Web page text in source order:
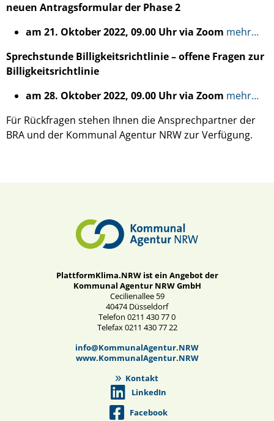
neuen Antragsformular der Phase 2
am 21. Oktober 2022, 09.00 Uhr via Zoom mehr…
Sprechstunde Billigkeitsrichtlinie – offene Fragen zur
Billigkeitsrichtlinie
am 28. Oktober 2022, 09.00 Uhr via Zoom mehr…
Für Rückfragen stehen Ihnen die Ansprechpartner der
BRA und der Kommunal Agentur NRW zur Verfügung.
PlattformKlima.NRW ist ein Angebot der
Kommunal Agentur NRW GmbH
Cecilienallee 59
40474 Düsseldorf
Telefon 0211 430 77 0
Telefax 0211 430 77 22
info@KommunalAgentur.NRW
www.KommunalAgentur.NRW
Kontakt
LinkedIn
Facebook